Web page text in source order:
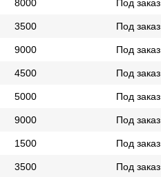
8000 Под заказ
3500 Под заказ
9000 Под заказ
4500 Под заказ
5000 Под заказ
9000 Под заказ
1500 Под заказ
3500 Под заказ